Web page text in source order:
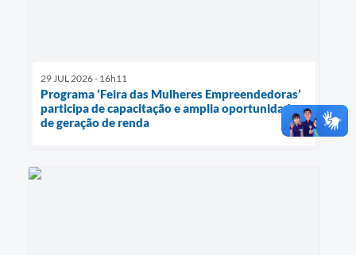
29 JUL 2026 - 16h11
Programa ’Feira das Mulheres Empreendedoras’
participa de capacitação e amplia oportunidades
de geração de renda